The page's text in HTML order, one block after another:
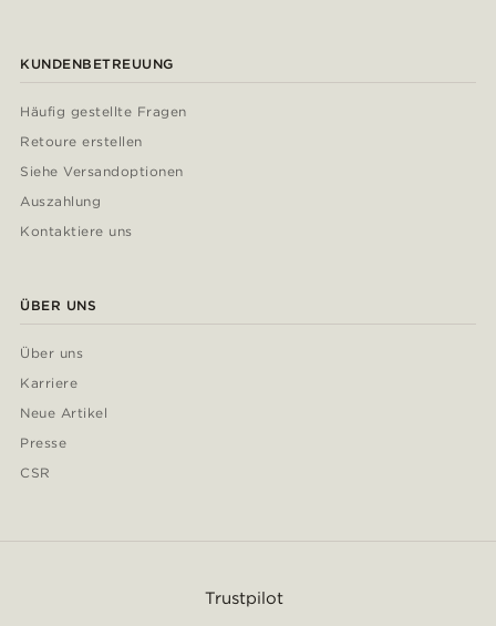
KUNDENBETREUUNG
Häufig gestellte Fragen
Retoure erstellen
Siehe Versandoptionen
Auszahlung
Kontaktiere uns
ÜBER UNS
Über uns
Karriere
Neue Artikel
Presse
CSR
Trustpilot